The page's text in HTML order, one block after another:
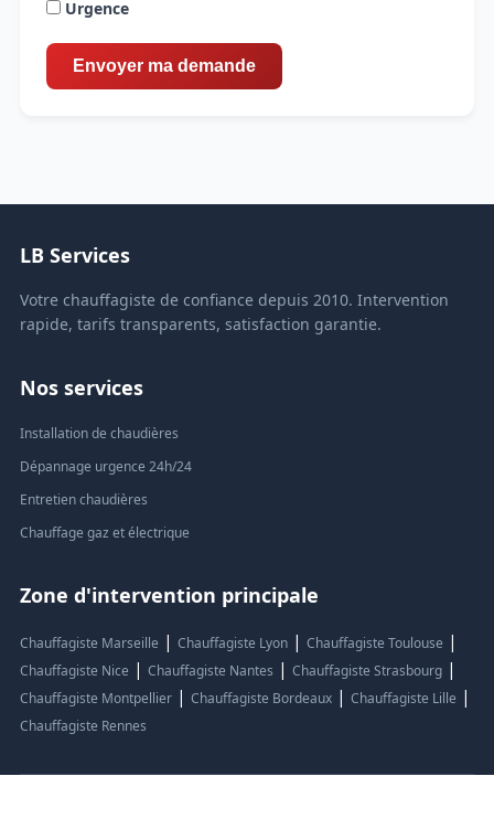
Urgence
LB Services
Votre chauffagiste de confiance depuis 2010. Intervention
rapide, tarifs transparents, satisfaction garantie.
Nos services
Installation de chaudières
Dépannage urgence 24h/24
Entretien chaudières
Chauffage gaz et électrique
Zone d'intervention principale
Chauffagiste Marseille | Chauffagiste Lyon| Chauffagiste Toulouse |
Chauffagiste Nice | Chauffagiste Nantes | Chauffagiste Strasbourg|
Chauffagiste Montpellier| Chauffagiste Bordeaux| Chauffagiste Lille |
Chauffagiste Rennes